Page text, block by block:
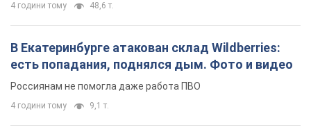
4 години тому 48,6 т.
В Екатеринбурге атакован склад Wildberries:
есть попадания, поднялся дым. Фото и видео
Россиянам не помогла даже работа ПВО
4 години тому 9,1 т.